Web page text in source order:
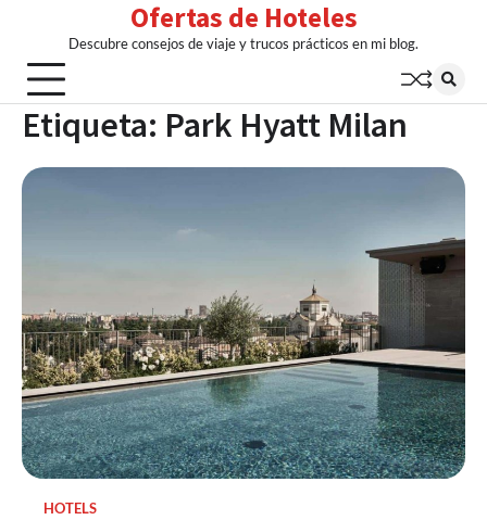
content
Ofertas de Hoteles
Descubre consejos de viaje y trucos prácticos en mi blog.
Etiqueta: Park Hyatt Milan
HOTELS